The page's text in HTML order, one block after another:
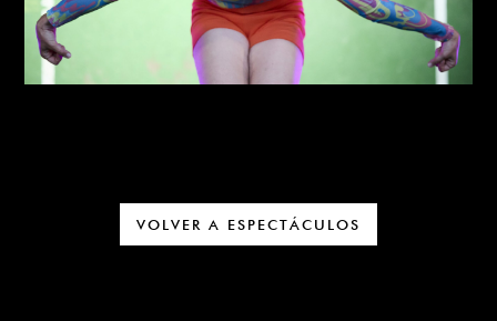
VOLVER A ESPECTÁCULOS